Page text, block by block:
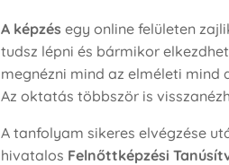
A képzés egy online felületen
tudsz lépni és bármikor
megnézni mind az elméleti
Az oktatás többször is
A tanfolyam sikeres elvégzése
hivatalos Felnőttképzési